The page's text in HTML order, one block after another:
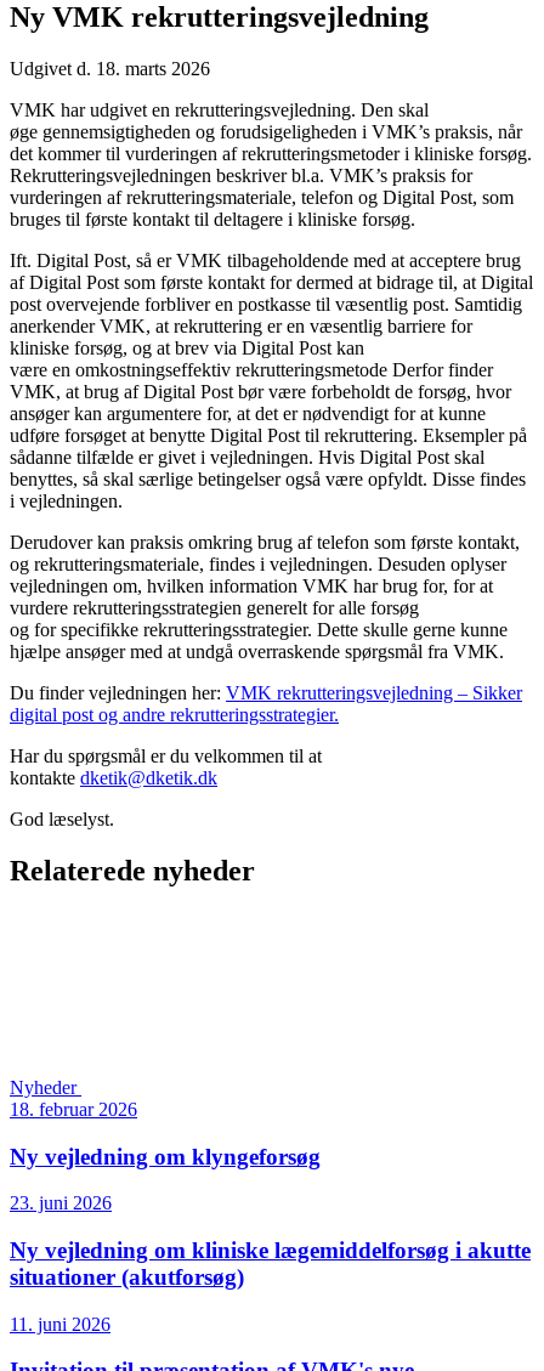
Ny VMK rekrutteringsvejledning
Udgivet d. 18. marts 2026
VMK har udgivet en rekrutteringsvejledning. Den skal
øge gennemsigtigheden og forudsigeligheden i VMK’s praksis, når
det kommer til vurderingen af rekrutteringsmetoder i kliniske forsøg.
Rekrutteringsvejledningen beskriver bl.a. VMK’s praksis for
vurderingen af rekrutteringsmateriale, telefon og Digital Post, som
bruges til første kontakt til deltagere i kliniske forsøg.
Ift. Digital Post, så er VMK tilbageholdende med at acceptere brug
af Digital Post som første kontakt for dermed at bidrage til, at Digital
post overvejende forbliver en postkasse til væsentlig post. Samtidig
anerkender VMK, at rekruttering er en væsentlig barriere for
kliniske forsøg, og at brev via Digital Post kan
være en omkostningseffektiv rekrutteringsmetode Derfor finder
VMK, at brug af Digital Post bør være forbeholdt de forsøg, hvor
ansøger kan argumentere for, at det er nødvendigt for at kunne
udføre forsøget at benytte Digital Post til rekruttering. Eksempler på
sådanne tilfælde er givet i vejledningen. Hvis Digital Post skal
benyttes, så skal særlige betingelser også være opfyldt. Disse findes
i vejledningen.
Derudover kan praksis omkring brug af telefon som første kontakt,
og rekrutteringsmateriale, findes i vejledningen. Desuden oplyser
vejledningen om, hvilken information VMK har brug for, for at
vurdere rekrutteringsstrategien generelt for alle forsøg
og for specifikke rekrutteringsstrategier. Dette skulle gerne kunne
hjælpe ansøger med at undgå overraskende spørgsmål fra VMK.
Du finder vejledningen her: VMK rekrutteringsvejledning – Sikker
digital post og andre rekrutteringsstrategier.
Har du spørgsmål er du velkommen til at
kontakte dketik@dketik.dk
God læselyst.
Relaterede nyheder
Nyheder
18. februar 2026
Ny vejledning om klyngeforsøg
23. juni 2026
Ny vejledning om kliniske lægemiddelforsøg i akutte
situationer (akutforsøg)
11. juni 2026